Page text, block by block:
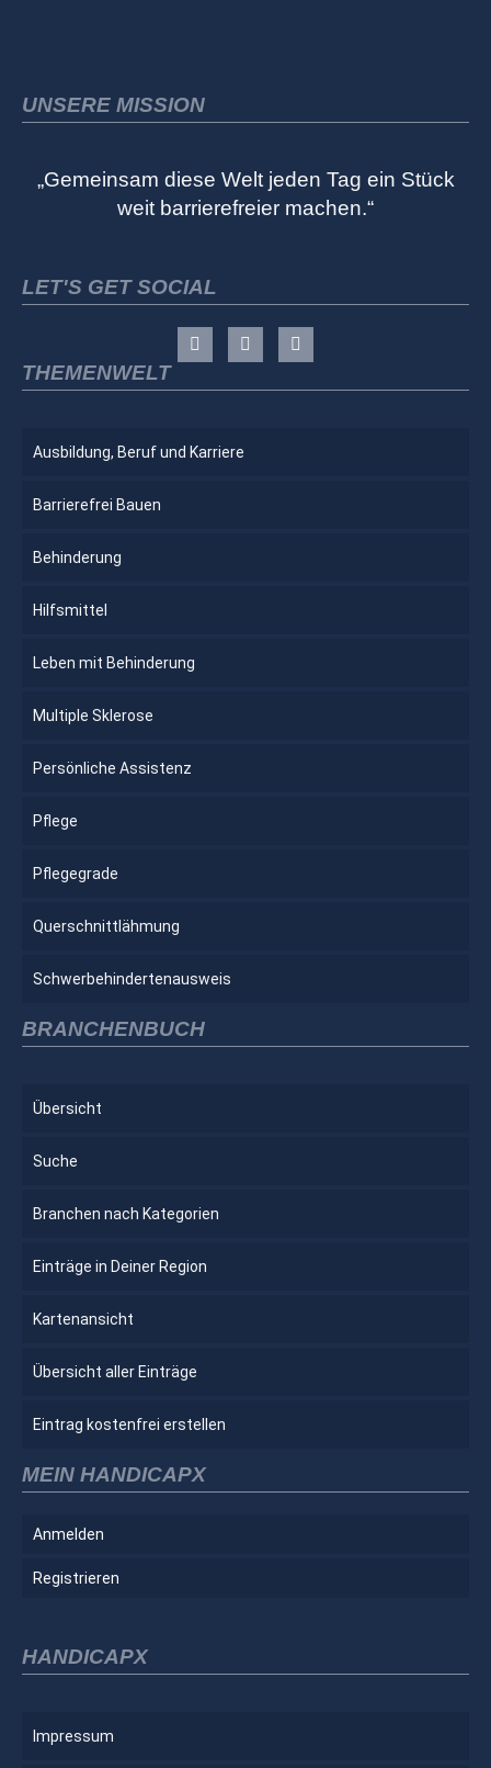
UNSERE MISSION
„Gemeinsam diese Welt jeden Tag ein Stück
weit barrierefreier machen.“
LET'S GET SOCIAL
THEMENWELT
Ausbildung, Beruf und Karriere
Barrierefrei Bauen
Behinderung
Hilfsmittel
Leben mit Behinderung
Multiple Sklerose
Persönliche Assistenz
Pflege
Pflegegrade
Querschnittlähmung
Schwerbehindertenausweis
BRANCHENBUCH
Übersicht
Suche
Branchen nach Kategorien
Einträge in Deiner Region
Kartenansicht
Übersicht aller Einträge
Eintrag kostenfrei erstellen
MEIN HANDICAPX
Anmelden
Registrieren
HANDICAPX
Impressum